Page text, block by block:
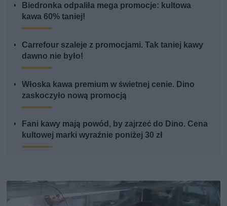
Biedronka odpaliła mega promocje: kultowa
kawa 60% taniej!
Carrefour szaleje z promocjami. Tak taniej kawy
dawno nie było!
Włoska kawa premium w świetnej cenie. Dino
zaskoczyło nową promocją
Fani kawy mają powód, by zajrzeć do Dino. Cena
kultowej marki wyraźnie poniżej 30 zł